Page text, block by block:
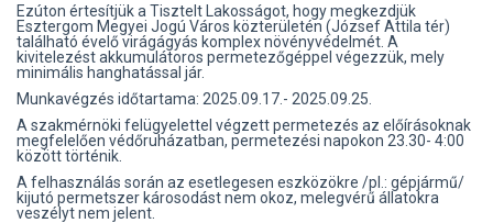
Ezúton értesítjük a Tisztelt Lakosságot, hogy megkezdjük
Esztergom Megyei Jogú Város közterületén (József Attila tér)
található évelő virágágyás komplex növényvédelmét. A
kivitelezést akkumulátoros permetezőgéppel végezzük, mely
minimális hanghatással jár.
Munkavégzés időtartama: 2025.09.17.- 2025.09.25.
A szakmérnöki felügyelettel végzett permetezés az előírásoknak
megfelelően védőruházatban, permetezési napokon 23.30- 4:00
között történik.
A felhasználás során az esetlegesen eszközökre /pl.: gépjármű/
kijutó permetszer károsodást nem okoz, melegvérű állatokra
veszélyt nem jelent.